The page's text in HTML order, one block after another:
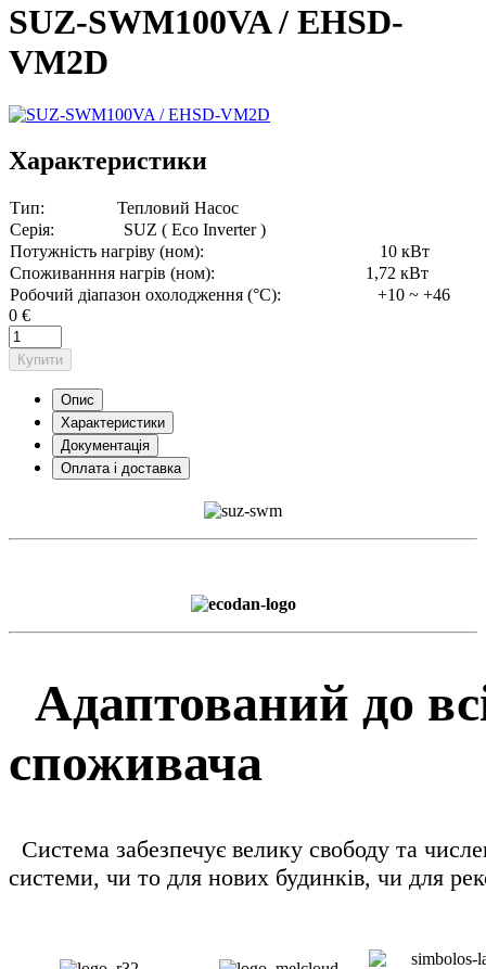
SUZ-SWM100VA / EHSD-
VM2D
Характеристики
Тип:
Тепловий Насос
Серія:
SUZ ( Eco Inverter )
Потужність нагріву (ном):
10 кВт
Споживанння нагрів (ном):
1,72 кВт
Робочий діапазон охолодження (°C):
+10 ~ +46
0 €
Купити
Опис
Характеристики
Документація
Оплата і доставка
Адаптований до
споживача
Система забезпечує велику свободу та
системи, чи то для нових будинків, чи для